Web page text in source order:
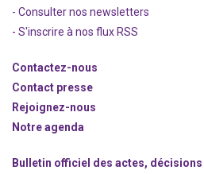
- Consulter nos newsletters
- S'inscrire à nos flux RSS
Contactez-nous
Contact presse
Rejoignez-nous
Notre agenda
Bulletin officiel des actes, décisions